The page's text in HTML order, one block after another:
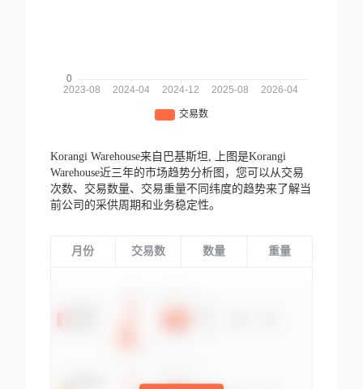
Korangi Warehouse来自巴基斯坦,
上图是Korangi
Warehouse近三年的市场趋势分析图，您可以从交易
次数、交易数量、交易重量不同纬度的趋势来了解当
前公司的采供周期和业务稳定性。
月份 交易数 数量 重量